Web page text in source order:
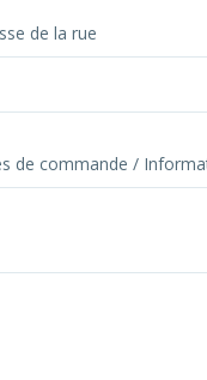
de la rue
de commande /